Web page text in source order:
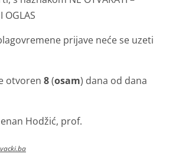
OGLAS
prijave neće se uzeti
otvoren 8(osam) dana od dana
Hodžić, prof.